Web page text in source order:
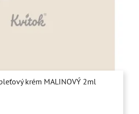
krém MALINOVÝ 2ml